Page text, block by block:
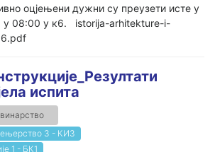
оцјењени дужни су преузети исте у
у 08:00 у к6. istorija-arhitekture-i-
испита
3 - КИ3
1 - БК1